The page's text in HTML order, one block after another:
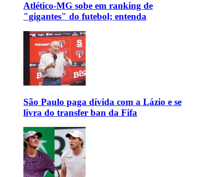
Atlético-MG sobe em ranking de
"gigantes" do futebol; entenda
São Paulo paga dívida com a Lázio e se
livra do transfer ban da Fifa